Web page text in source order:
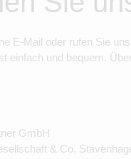
E-Mail oder rufen Sie
einfach und bequem.
GmbH
& Co.